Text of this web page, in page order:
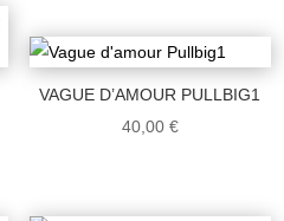
VAGUE D’AMOUR PULLBIG1
40,00 €